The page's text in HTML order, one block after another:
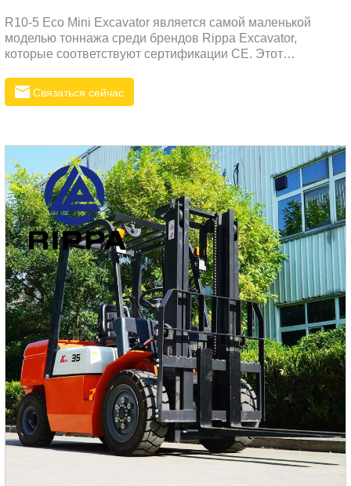
R10-5 Eco Mini Excavator является самой маленькой
моделью тоннажа среди брендов Rippa Excavator,
которые соответствуют сертификации CE. Этот
бренда Ligong с характеристиками низкого расхода
топлива, низкого шума и низкой вибрации. Этот двигатель
не ограничивается странами ЕС. Выдающимися
функциями R10-5 Eco Mini Excavator являются сиденье и
ремень безопасности передовым, чтобы обеспечить
безопасность.
Связаться сейчас